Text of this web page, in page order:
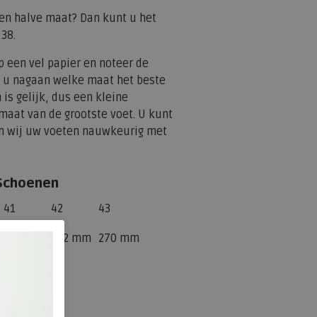
halve maat? Dan kunt u het
een vel papier en noteer de
nagaan welke maat het beste
is gelijk, dus een kleine
van de grootste voet. U kunt
wij uw voeten nauwkeurig met
41 42 43
262 mm 270 mm